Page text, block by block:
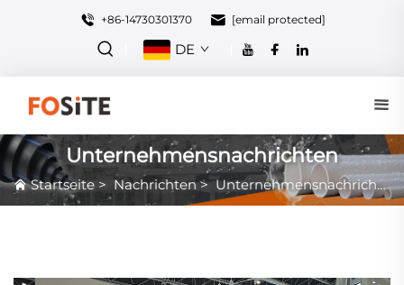
+86-14730301370 [email protected]
DE
Unternehmensnachrichten
Startseite> Nachrichten>Unternehmensnachrichten